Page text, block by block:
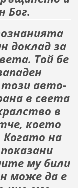
Бог.
доклад за
Той бе
този авто­
в света
в
което
Когато на
му били
може да е